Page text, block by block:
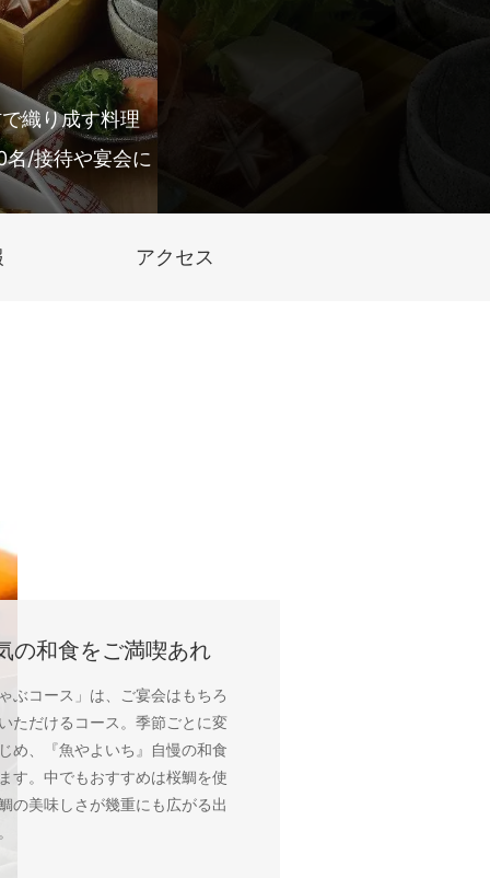
織り成す料理
/接待や宴会に
アクセス
の和食をご満喫あれ
ぶコース」は、ご宴会はもちろ
ただけるコース。季節ごとに変
め、『魚やよいち』自慢の和食
す。中でもおすすめは桜鯛を使
の美味しさが幾重にも広がる出